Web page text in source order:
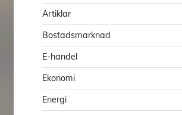
Artiklar
Bostadsmarknad
E-handel
Ekonomi
Energi